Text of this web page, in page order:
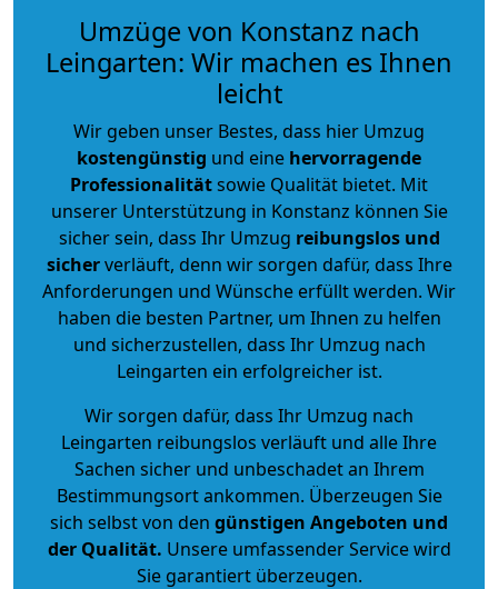
Umzüge von Konstanz nach
Leingarten: Wir machen es Ihnen
leicht
Wir geben unser Bestes, dass hier Umzug
kostengünstig und eine hervorragende
Professionalitätsowie Qualität bietet. Mit
unserer Unterstützung in Konstanz können Sie
sicher sein, dass Ihr Umzug reibungslos und
sicherverläuft, denn wir sorgen dafür, dass Ihre
Anforderungen und Wünsche erfüllt werden. Wir
haben die besten Partner, um Ihnen zu helfen
und sicherzustellen, dass Ihr Umzug nach
Leingarten ein erfolgreicher ist.
Wir sorgen dafür, dass Ihr Umzug nach
Leingarten reibungslos verläuft und alle Ihre
Sachen sicher und unbeschadet an Ihrem
Bestimmungsort ankommen. Überzeugen Sie
sich selbst von den günstigen Angeboten und
der Qualität. Unsere umfassender Service wird
Sie garantiert überzeugen.